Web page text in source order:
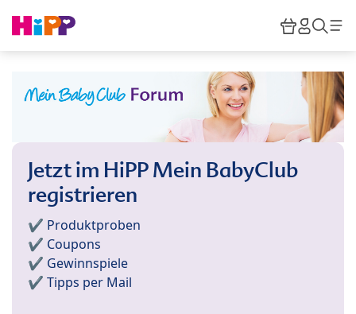
HiPP
Jetzt im HiPP Mein BabyClub
registrieren
✔️ Produktproben
✔️ Coupons
✔️ Gewinnspiele
✔️ Tipps per Mail